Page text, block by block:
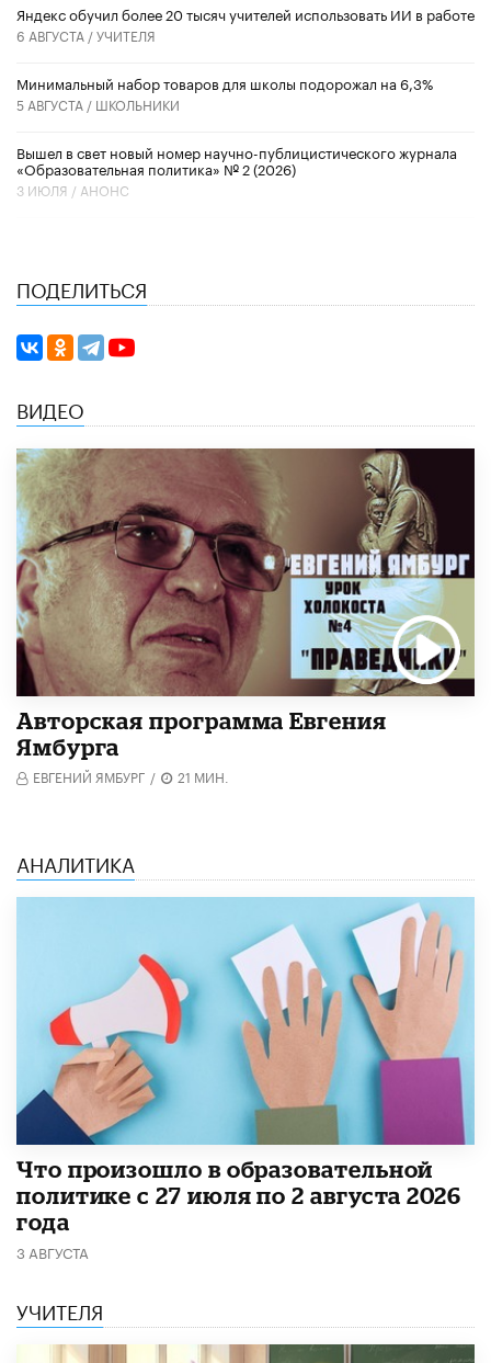
​Яндекс обучил более 20 тысяч учителей использовать ИИ в работе
6 АВГУСТА /УЧИТЕЛЯ
Минимальный набор товаров для школы подорожал на 6,3%
5 АВГУСТА / ШКОЛЬНИКИ
Вышел в свет новый номер научно-публицистического журнала
«Образовательная политика» № 2 (2026)
3 ИЮЛЯ / АНОНС
ПОДЕЛИТЬСЯ
ВИДЕО
Авторская программа Евгения
Ямбурга
ЕВГЕНИЙ ЯМБУРГ / 21 МИН.
АНАЛИТИКА
​Что произошло в образовательной
политике с 27 июля по 2 августа 2026
года
3 АВГУСТА
УЧИТЕЛЯ